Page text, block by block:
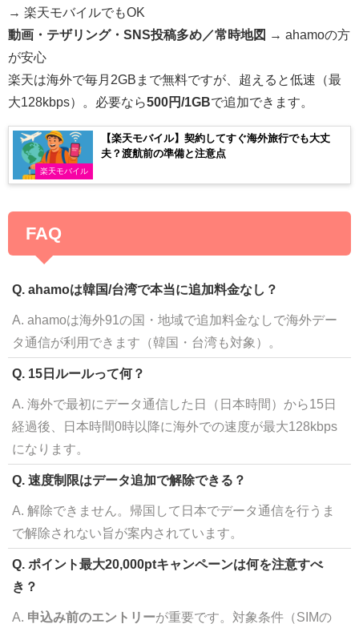
→ 楽天モバイルでもOK
動画・テザリング・SNS投稿多め／常時地図
→ ahamoの方
が安心
楽天は海外で毎月2GBまで無料ですが、超えると低速（最
大128kbps）。必要なら500円/1GBで追加できます。
楽天モバイル
【楽天モバイル】契約してすぐ海外旅行でも大丈
夫？渡航前の準備と注意点
FAQ
Q. ahamoは韓国/台湾で本当に追加料金なし？
A. ahamoは海外91の国・地域で追加料金なしで海外デー
タ通信が利用できます（韓国・台湾も対象）。
Q. 15日ルールって何？
A. 海外で最初にデータ通信した日（日本時間）から15日
経過後、日本時間0時以降に海外での速度が最大128kbps
になります。
Q. 速度制限はデータ追加で解除できる？
A. 解除できません。帰国して日本でデータ通信を行うま
で解除されない旨が案内されています。
Q. ポイント最大20,000ptキャンペーンは何を注意すべ
き？
A. 申込み前のエントリーが重要です。対象条件（SIMの